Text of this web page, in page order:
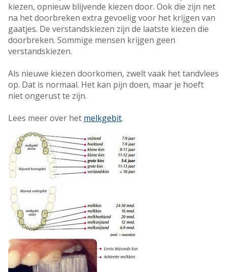
kiezen, opnieuw blijvende kiezen door. Ook die zijn net
na het doorbreken extra gevoelig voor het krijgen van
gaatjes. De verstandskiezen zijn de laatste kiezen die
doorbreken. Sommige mensen krijgen geen
verstandskiezen.
Als nieuwe kiezen doorkomen, zwelt vaak het tandvlees
op. Dat is normaal. Het kan pijn doen, maar je hoeft
niet ongerust te zijn.
Lees meer over het melkgebit.